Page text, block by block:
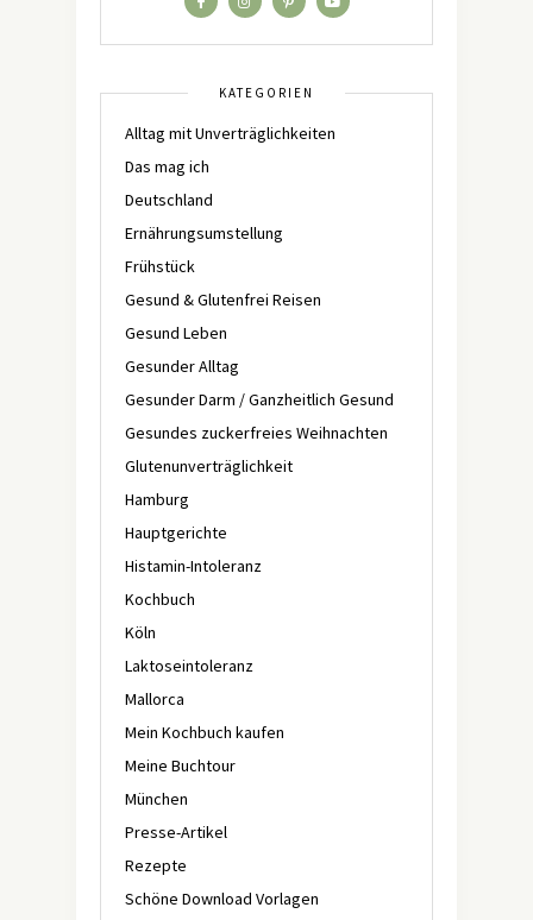
KATEGORIEN
Alltag mit Unverträglichkeiten
Das mag ich
Deutschland
Ernährungsumstellung
Frühstück
Gesund & Glutenfrei Reisen
Gesund Leben
Gesunder Alltag
Gesunder Darm / Ganzheitlich Gesund
Gesundes zuckerfreies Weihnachten
Glutenunverträglichkeit
Hamburg
Hauptgerichte
Histamin-Intoleranz
Kochbuch
Köln
Laktoseintoleranz
Mallorca
Mein Kochbuch kaufen
Meine Buchtour
München
Presse-Artikel
Rezepte
Schöne Download Vorlagen